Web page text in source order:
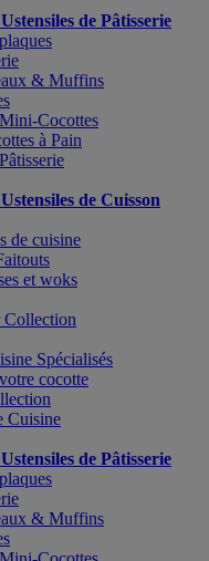
de Pâtisserie
& Muffins
Cocottes
à Pain
de Cuisson
de cuisine
et woks
Spécialisés
cocotte
Cuisine
de Pâtisserie
& Muffins